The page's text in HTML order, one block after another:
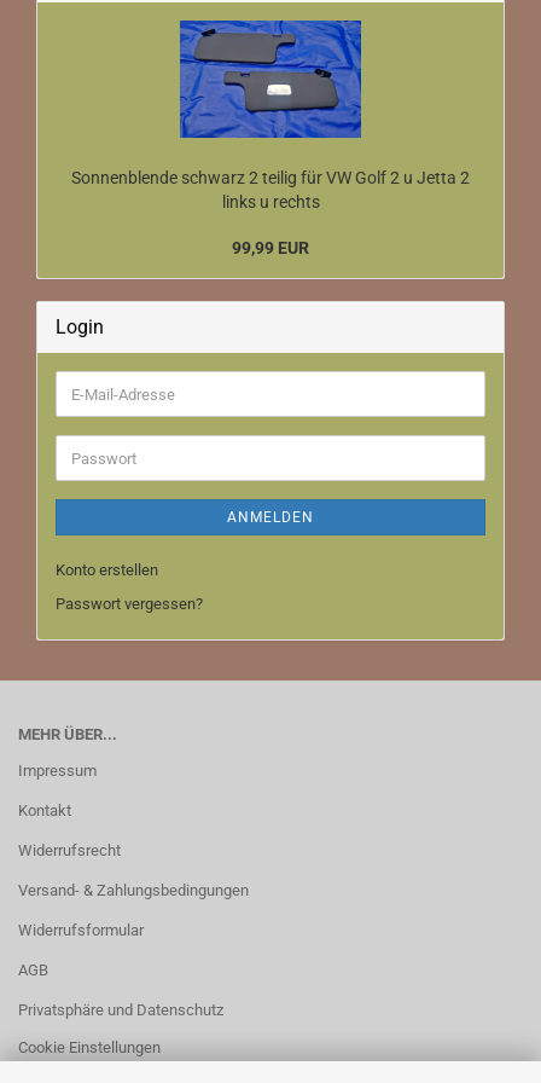
Sonnenblende schwarz 2 teilig für VW Golf 2 u Jetta 2
links u rechts
99,99 EUR
Login
E-
Mail-
Adresse
Passwort
ANMELDEN
Konto erstellen
Passwort vergessen?
MEHR ÜBER...
Impressum
Kontakt
Widerrufsrecht
Versand- & Zahlungsbedingungen
Widerrufsformular
AGB
Privatsphäre und Datenschutz
Cookie Einstellungen